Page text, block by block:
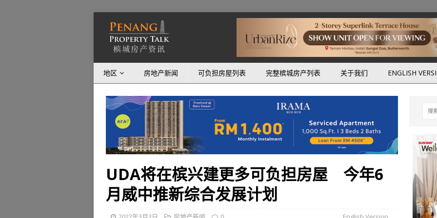
地区 房地产新闻 可负担房屋列表 完整槟城房产列表 关于我们 ENGLISH
UDA将在槟兴建更多可负担房屋 今年6
月威中推新综合发展计划